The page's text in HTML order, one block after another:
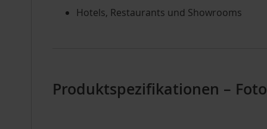
Hotels, Restaurants und Showrooms
Produktspezifikationen –